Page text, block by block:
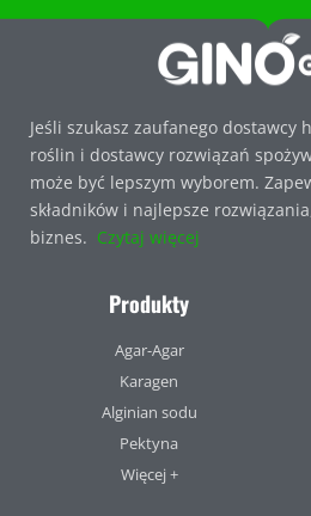
Jeśli szukasz zaufanego dostawcy
roślin i dostawcy rozwiązań
może być lepszym wyborem.
składników i najlepsze
biznes. Czytaj więcej
Produkty
Agar-Agar
Karagen
Alginian sodu
Pektyna
Więcej +